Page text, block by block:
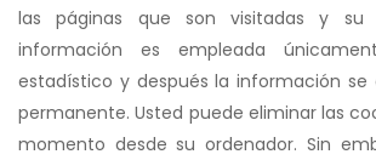
las páginas que son visitadas y su
información es empleada
estadístico y después la información
permanente. Usted puede eliminar las
momento desde su ordenador. Sin